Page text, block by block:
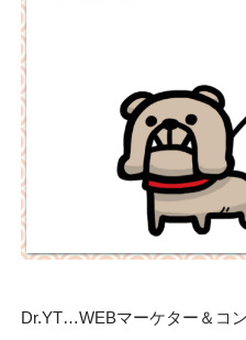
Dr.YT…WEBマーケター＆コ